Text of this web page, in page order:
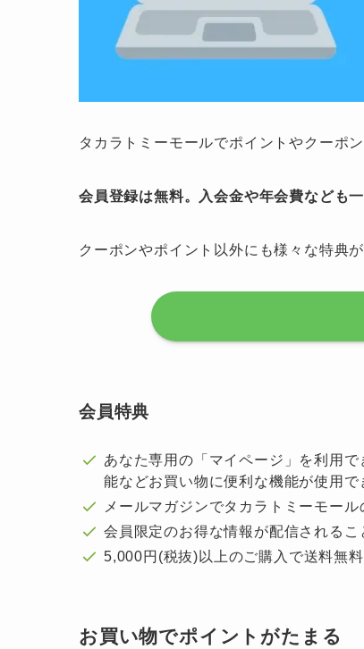
タカラトミーモールでポイントやクーポ
会員登録は無料。入会金や年会費なども一
クーポンやポイント以外にも様々な特典
会員特典
あなた専用の「マイページ」を利用
能などお買い物に便利な機能が使用で
メールマガジンでタカラトミーモー
会員限定のお得な情報が配信されるこ
5,000円(税抜)以上のご購入で送料無料
お買い物でポイントがたまる